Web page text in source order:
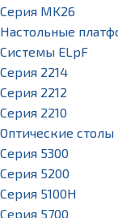
Серия MK26
Настольные
Системы ELpF
Серия 2214
Серия 2212
Серия 2210
Оптические столы
Серия 5300
Серия 5200
Серия 5100H
Серия 5700